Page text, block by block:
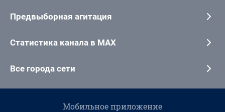
Предвыборная агитация
Статистика канала в MAX
Все города сети
Мобильное приложение